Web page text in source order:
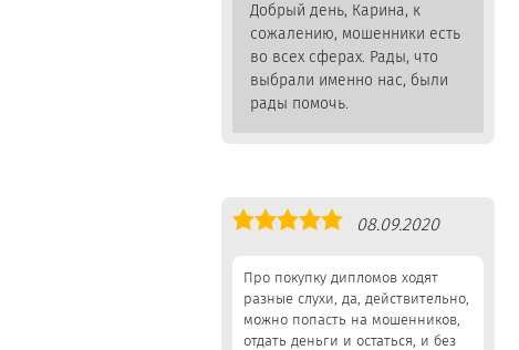
Добрый день, Карина, к
сожалению, мошенники есть
во всех сферах. Рады, что
выбрали именно нас, были
рады помочь.
Оценка
08.09.2020
Про покупку дипломов ходят
разные слухи, да, действительно,
можно попасть на мошенников,
отдать деньги и остаться, и без